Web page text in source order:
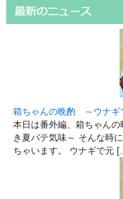
箱ちゃんの晩酌 ～ウナギ
本日は番外編、箱ちゃん
き夏バテ気味～ そんな時
ちゃいます。 ウナギで元